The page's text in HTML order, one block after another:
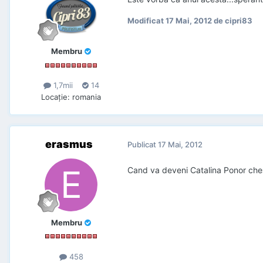
Membru
1,7mii
14
Locaţie: romania
Modificat17 Mai, 2012de cipri83
erasmus
Membru
458
Publicat17 Mai, 2012
Cand va deveni Catalina Ponor